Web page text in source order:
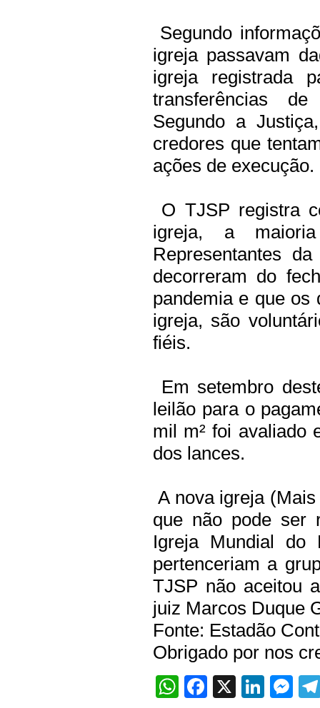
Segundo
igreja passavam
igreja registrada
transferências
Segundo a
credores que
ações de execução.
O TJSP registra
igreja, a
Representantes
decorreram do
pandemia e que os
igreja, são
fiéis.
Em setembro
leilão para o
mil m² foi avaliado
dos lances.
A nova igreja
que não pode ser
Igreja Mundial do
pertenceriam a
TJSP não aceitou
juiz Marcos Duque
Fonte: Estadão
Obrigado por nos
WhatsApp
Facebook
X